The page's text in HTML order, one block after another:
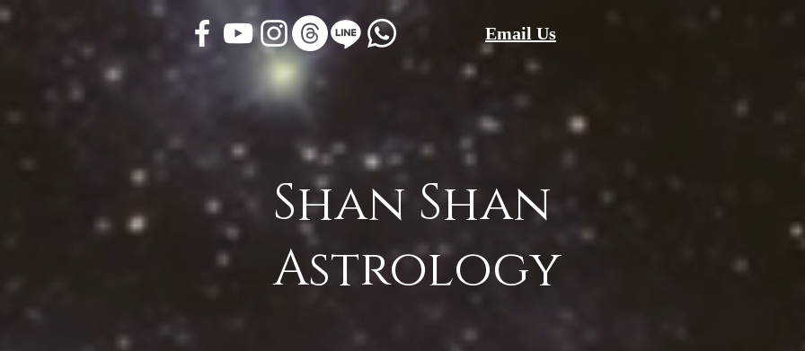
Email Us
Shan Shan
Astrology